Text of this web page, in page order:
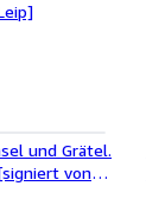
und Grätel.
von